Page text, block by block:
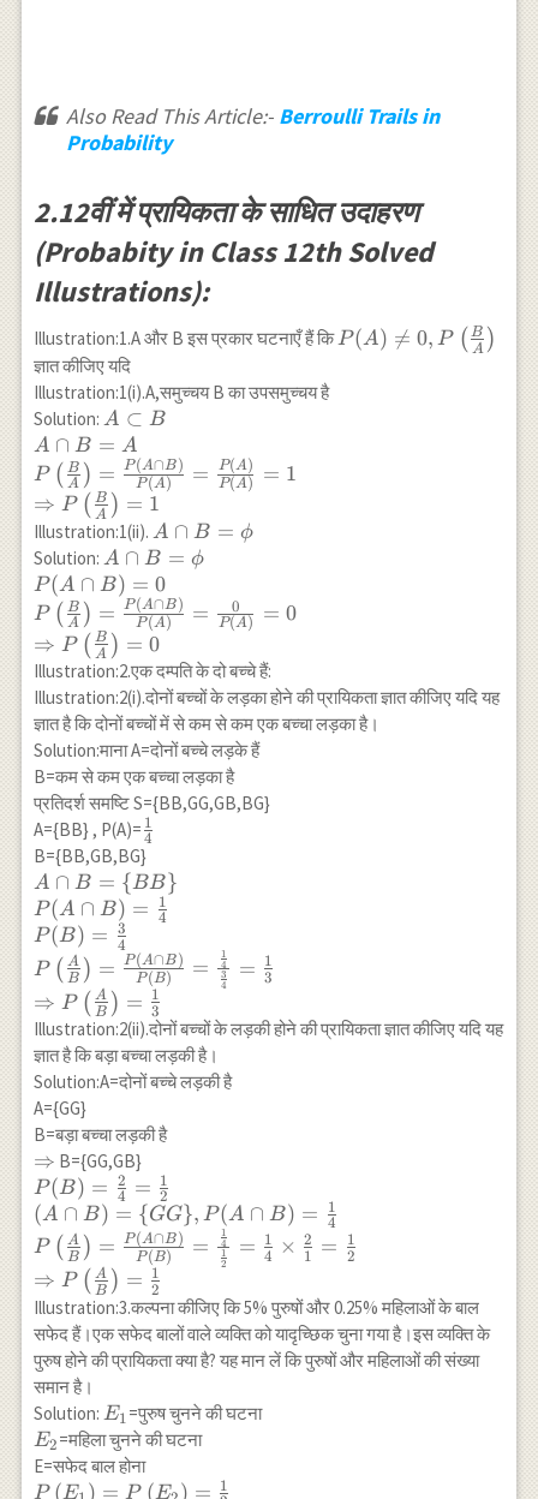
Also Read This Article:- Berroulli Trails in
Probability
2.12वीं में प्रायिकता के साधित उदाहरण
(Probabity in Class 12th Solved
Illustrations):
Illustration:1.A और B इस प्रकार घटनाएँ हैं किP(A) \neq 0,
P(A) 
= 0, P ( A
B )
ज्ञात कीजिए यदि
Illustration:1(i).A,समुच्चय B का उपसमुच्चय है
Solution: A \subset B \\ A \cap
B=A \\
P\left(\frac{B}
{A}\right)=\frac{P(A
\cap B)}
{P(A)}=\frac{P(A)}
{P(A)}=1 \\
\Rightarrow
P\left(\frac{B}
{A}\right)=1
A ⊂ B
A ∩ B = A
P ( A
B ) = P(A)
P (A∩B) = P(A)
P(A) = 1
⇒ P ( A
B ) = 1
Illustration:1(ii). A \cap
B=\phi
A ∩ B = ϕ
Solution: A \cap B=\phi \\
P(A \cap B)=0 \\
P\left(\frac{B}
{A}\right)=\frac{P(A
\cap B)}
{P(A)}=\frac{0}
{P(A)}=0 \\
\Rightarrow
P\left(\frac{B}
{A}\right)=0
A ∩ B = ϕ
P(A ∩ B) = 0
P ( A
B ) = P(A)
P (A∩B) = P(A)
0 = 0
⇒ P ( A
B ) = 0
Illustration:2.एक दम्पति के दो बच्चे हैं:
Illustration:2(i).दोनों बच्चों के लड़का होने की प्रायिकता ज्ञात कीजिए यदि यह
ज्ञात है कि दोनों बच्चों में से कम से कम एक बच्चा लड़का है।
Solution:माना A=दोनों बच्चे लड़के हैं
B=कम से कम एक बच्चा लड़का है
प्रतिदर्श समष्टि S={BB,GG,GB,BG}
A={BB} , P(A)=\frac{1}
{4}
4
1
B={BB,GB,BG}
A \cap B=\{B B\} \\
P(A \cap B)=\frac{1}
{4} \\ P(B)=\frac{3}
{4} \\ P\left(\frac{A}
{B}\right)=\frac{P(A
\cap B)}
{P(B)}=\frac{\frac{1}
{4}}{\frac{3}
{4}}=\frac{1}{3} \\
\Rightarrow
P\left(\frac{A}
{B}\right)=\frac{1}
{3}
A ∩ B = {BB}
P(A ∩ B) = 4
1
P(B) = 4
3
P ( B
A ) = P(B)
P (A∩B) =
4
3
4
1
= 3
1
⇒ P ( B
A ) = 3
1
Illustration:2(ii).दोनों बच्चों के लड़की होने की प्रायिकता ज्ञात कीजिए यदि यह
ज्ञात है कि बड़ा बच्चा लड़की है।
Solution:A=दोनों बच्चे लड़की है
A={GG}
B=बड़ा बच्चा लड़की है
\Rightarrow
⇒ B={GG,GB}
P(B)=\frac{2}
{4}=\frac{1}{2} \\ (A
\cap B)=\{G G\},
P(A \cap B)=\frac{1}
{4} \\ P\left(\frac{A}
{B}\right) =\frac{P(A
\cap B)}
{P(B)}=\frac{\frac{1}
{4}}{\frac{1}
{2}}=\frac{1}{4}
\times \frac{2}
{1}=\frac{1}{2} \\
\Rightarrow
P(B) = 4
2 = 2
1
(A ∩ B) = {GG}, P(A ∩ B) = 4
1
P ( B
A ) = P(B)
P (A∩B) =
2
1
4
1
= 4
1 × 1
2 = 2
1
⇒ P ( B
A ) = 2
1
Illustration:3.कल्पना कीजिए कि 5% पुरुषों और 0.25% महिलाओं के बाल
सफेद हैं।एक सफेद बालों वाले व्यक्ति को यादृच्छिक चुना गया है।इस व्यक्ति के
पुरुष होने की प्रायिकता क्या है? यह मान लें कि पुरुषों और महिलाओं की संख्या
समान है।
Solution: E_1
E1 =पुरुष चुनने की घटना
E_2
E2 =महिला चुनने की घटना
E=सफेद बाल होना
P\left(E_1\right)=P\left(E_2\right)=\frac{1}
P (E ) = P (E ) = 1